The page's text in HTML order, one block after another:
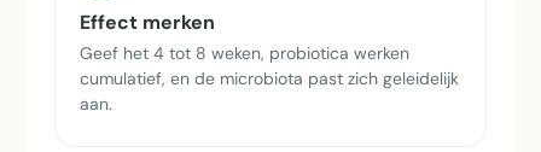
Effect merken
Geef het 4 tot 8 weken, probiotica werken
cumulatief, en de microbiota past zich geleidelijk
aan.